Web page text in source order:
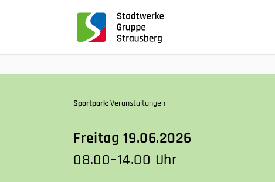
Navigation
Tabulatorentaste:Sportpark:Veranstaltungen
Freitag 19.06.2026
08.00–14.00 Uhr